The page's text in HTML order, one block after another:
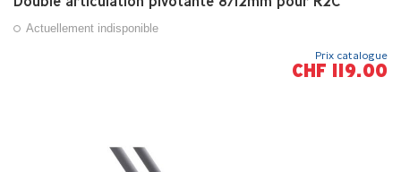
Actuellement indisponible
Prix catalogue
CHF 119.00